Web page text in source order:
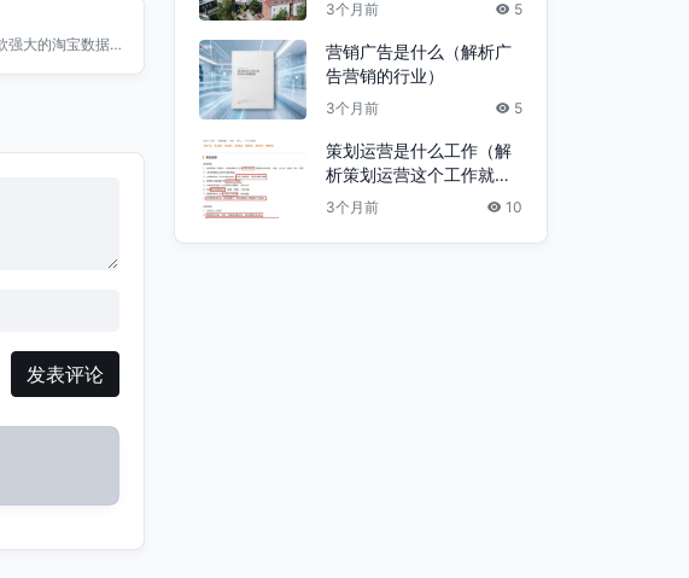
强大的淘宝数据化
发表评论
3个月前 5
营销广告是什么（解析广
告营销的行业）
3个月前 5
策划运营是什么工作（解
析策划运营这个工作就是
打杂）
3个月前 10